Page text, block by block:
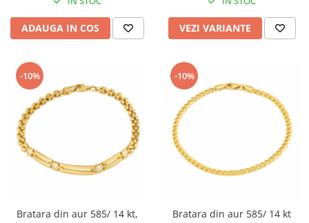
ADAUGA IN COS VEZI VARIANTE
-10%
Bratara din aur 585/ 14 kt,
-10%
Bratara din aur 585/ 14 kt